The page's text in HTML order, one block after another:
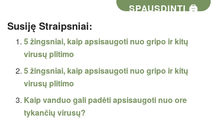
SPAUSDINTI 🖨
Susiję Straipsniai:
5 žingsniai, kaip apsisaugoti nuo gripo ir kitų
virusų plitimo
5 žingsniai, kaip apsisaugoti nuo gripo ir kitų
virusų plitimo
Kaip vanduo gali padėti apsisaugoti nuo ore
tykančių virusų?